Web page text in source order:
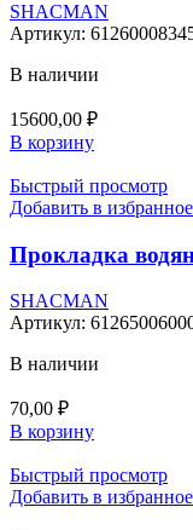
SHACMAN
Артикул:
В наличии
15600,00 ₽
В корзину
Быстрый просмотр
Добавить в избранное
Прокладка
SHACMAN
Артикул:
В наличии
70,00 ₽
В корзину
Быстрый просмотр
Добавить в избранное